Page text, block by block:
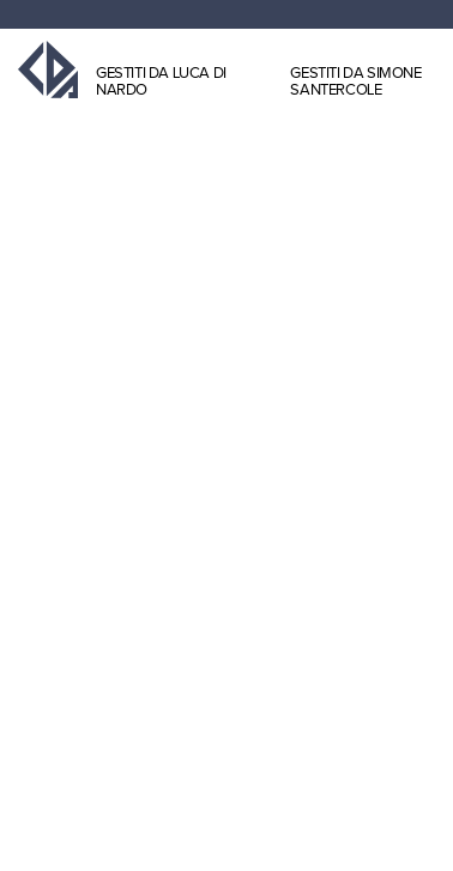
GESTITI DA LUCA DI
NARDO
GESTITI DA SIMONE
SANTERCOLE